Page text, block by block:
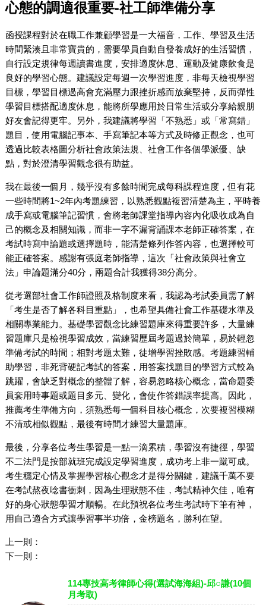
心態的調適很重要-社工師準備分享
函授課程對於在職工作兼顧學習是一大福音，工作、學習及生活
時間緊湊且非常寶貴的，需要學員自動自發養成好的生活習慣，
自行設定規律每週讀書進度，安排適度休息、運動及健康飲食是
良好的學習心態。建議設定每週一次學習進度，非每天檢視學習
目標，學習目標過高會充滿壓力跟挫折感而放棄堅持，反而彈性
學習目標搭配適度休息，能將所學應用於日常生活或分享給親朋
好友會記得更牢。另外，我建議將學習「不熟悉」或「常寫錯」
題目，使用電腦記事本、手寫筆記本等方式及時修正觀念，也可
透過比較表格圖分析社會政策法規、社會工作各個學派優、缺
點，對於澄清學習觀念很有助益。
我在最後一個月，幾乎沒有多餘時間完成每科課程進度，但有花
一些時間將1~2年內考題練習，以熟悉觀點複習清楚為主，平時養
成手寫或電腦筆記習慣，會將老師課堂指導內容內化吸收成為自
己的概念及相關知識，而非一字不漏背誦課本老師正確答案，在
考試時寫申論題或選擇題時，能清楚條列作答內容，也選擇較可
能正確答案。感謝有張庭老師指導，這次「社會政策與社會立
法」申論題滿分40分，兩題合計我獲得38分高分。
從考選部社會工作師證照及格制度來看，我認為考試委員需了解
「考生是否了解各科目重點」，也希望具備社會工作基礎水準及
相關專業能力。基礎學習觀念比練習題庫來得重要許多，大量練
習題庫只是檢視學習成效，當練習歷屆考題過於簡單，易於輕忽
準備考試的時間；相對考題太難，徒增學習挫敗感。考題練習輔
助學習，非死背硬記考試的答案，用答案找題目的學習方式較為
跳躍，會缺乏對概念的整體了解，容易忽略核心概念，當命題委
員套用時事題或題目多元、變化，會使作答錯誤率提高。因此，
推薦考生準備方向，須熟悉每一個科目核心概念，次要複習模糊
不清或相似觀點，最後有時間才練習大量題庫。
最後，分享各位考生學習是一點一滴累積，學習沒有捷徑，學習
不二法門是按部就班完成設定學習進度，成功考上非一蹴可成。
考生穩定心情及掌握學習核心觀念才是得分關鍵，建議千萬不要
在考試熬夜唸書衝刺，因為生理狀態不佳，考試精神欠佳，唯有
好的身心狀態學習才順暢。在此預祝各位考生考試時下筆有神，
用自己適合方式讓學習事半功倍，金榜題名，勝利在望。
上一則：
下一則：
114專技高考律師心得(選試海海組)-邱○謙(10個
月考取)